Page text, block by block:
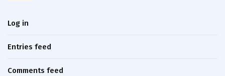
Log in
Entries feed
Comments feed